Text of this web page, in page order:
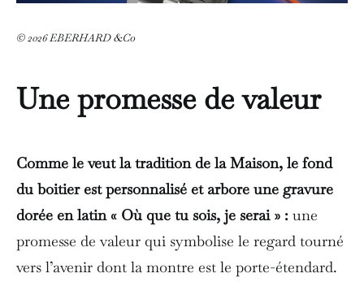
© 2026 EBERHARD &Co
Une promesse de valeur
Comme le veut la tradition de la Maison, le fond
du boitier est personnalisé et arbore une gravure
dorée en latin « Où que tu sois, je serai » : une
promesse de valeur qui symbolise le regard tourné
vers l’avenir dont la montre est le porte-étendard.